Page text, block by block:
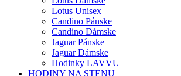
Lotus Unisex
Candino Pánske
Candino Dámske
Jaguar Pánske
Jaguar Dámske
Hodinky LAVVU
HODINY NA STENU